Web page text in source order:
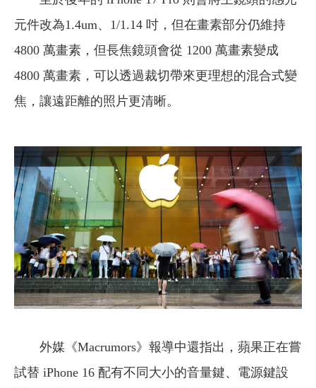
元件改為1.4um、1/1.14 吋，但在畫素部分仍維持
4800 萬畫素，但長焦鏡頭會從 1200 萬畫素變成
4800 萬畫素，可以透過裁切帶來更理想的混合式變
焦，讓遠距離的照片更清晰。
外媒《Macrumors》報導中還指出，蘋果正在嘗
試替 iPhone 16 配有不同大小的音量鍵、電源鍵設